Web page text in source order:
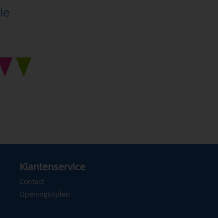
Klantenservice
Contact
Openingstijden